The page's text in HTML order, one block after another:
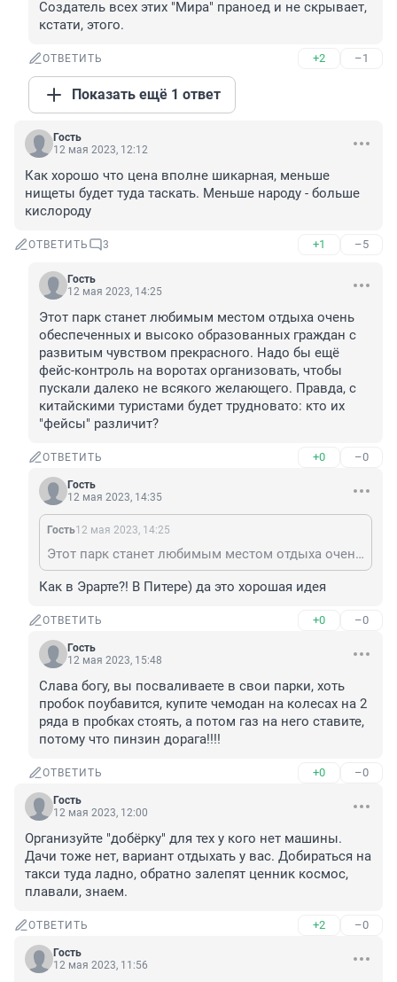
Создатель всех этих "Мира" праноед и не скрывает,
кстати, этого.
ОТВЕТИТЬ +2 –1
Показать ещё 1 ответ
Гость
12 мая 2023, 12:12
Как хорошо что цена вполне шикарная, меньше
нищеты будет туда таскать. Меньше народу - больше
кислороду
ОТВЕТИТЬ 3 +1 –5
Гость
12 мая 2023, 14:25
Этот парк станет любимым местом отдыха очень
обеспеченных и высоко образованных граждан с
развитым чувством прекрасного. Надо бы ещё
фейс-контроль на воротах организовать, чтобы
пускали далеко не всякого желающего. Правда, с
китайскими туристами будет трудновато: кто их
"фейсы" различит?
ОТВЕТИТЬ +0 –0
Гость
12 мая 2023, 14:35
Гость12 мая 2023, 14:25
Этот парк станет любимым местом отдыха очень обеспеченных и высоко образованных граждан с развитым чувством прекрасного. Надо бы ещё фейс-контроль на воротах организовать, чтобы пускали далеко не всякого желающего. Правда, с китайскими туристами будет трудновато: кто их "фейсы" различит?
Как в Эрарте?! В Питере) да это хорошая идея
ОТВЕТИТЬ +0 –0
Гость
12 мая 2023, 15:48
Слава богу, вы посваливаете в свои парки, хоть
пробок поубавится, купите чемодан на колесах на 2
ряда в пробках стоять, а потом газ на него ставите,
потому что пинзин дорага!!!!
ОТВЕТИТЬ +0 –0
Гость
12 мая 2023, 12:00
Организуйте "добёрку" для тех у кого нет машины.
Дачи тоже нет, вариант отдыхать у вас. Добираться на
такси туда ладно, обратно залепят ценник космос,
плавали, знаем.
ОТВЕТИТЬ +2 –0
Гость
12 мая 2023, 11:56